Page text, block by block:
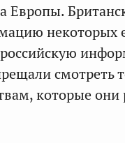
Европы.
некоторых
смотреть
которые